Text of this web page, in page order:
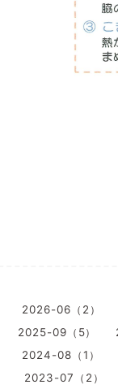
2026-06（2）
2025-09（5）
2024-08（1）
2023-07（2）